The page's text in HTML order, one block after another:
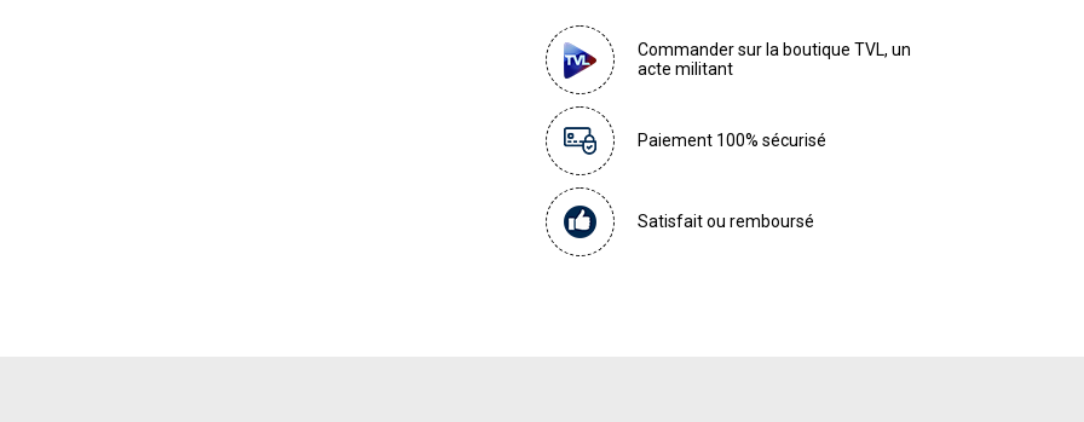
Commander sur la boutique TVL, un
acte militant
Paiement 100% sécurisé
Satisfait ou remboursé